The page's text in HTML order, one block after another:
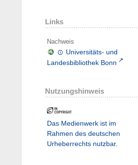
Links
Nachweis
Universitäts- und
Landesbibliothek Bonn
Nutzungshinweis
Das Medienwerk ist im
Rahmen des deutschen
Urheberrechts nutzbar.